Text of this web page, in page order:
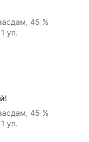
45 %
уп.
45 %
уп.